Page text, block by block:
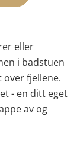
eller
i badstuen
over fjellene.
- en ditt eget
av og